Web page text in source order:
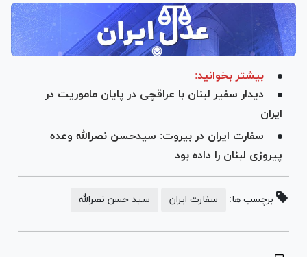
بیشتر بخوانید:
دیدار سفیر لبنان با عراقچی در پایان ماموریت در
ایران
سفارت ایران در بیروت: سیدحسن نصرالله وعده
پیروزی لبنان را داده بود
برچسب ها: سفارت ایران سید حسن نصرالله